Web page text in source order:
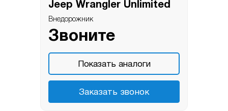
Jeep Wrangler Unlimited
Внедорожник
Звоните
Показать аналоги
Заказать звонок